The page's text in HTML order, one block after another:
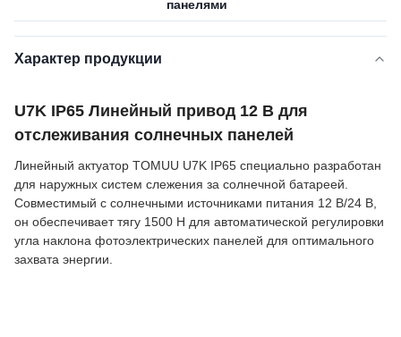
панелями
Характер продукции
U7K IP65 Линейный привод 12 В для
отслеживания солнечных панелей
Линейный актуатор TOMUU U7K IP65 специально разработан
для наружных систем слежения за солнечной батареей.
Совместимый с солнечными источниками питания 12 В/24 В,
он обеспечивает тягу 1500 Н для автоматической регулировки
угла наклона фотоэлектрических панелей для оптимального
захвата энергии.